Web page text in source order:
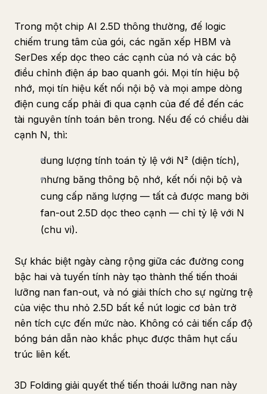
Trong một chip AI 2.5D thông thường, đế logic
chiếm trung tâm của gói, các ngăn xếp HBM và
SerDes xếp dọc theo các cạnh của nó và các bộ
điều chỉnh điện áp bao quanh gói. Mọi tín hiệu bộ
nhớ, mọi tín hiệu kết nối nội bộ và mọi ampe dòng
điện cung cấp phải đi qua cạnh của đế để đến các
tài nguyên tính toán bên trong. Nếu đế có chiều dài
cạnh N, thì:
dung lượng tính toán tỷ lệ với N² (diện tích),
nhưng băng thông bộ nhớ, kết nối nội bộ và
cung cấp năng lượng — tất cả được mang bởi
fan-out 2.5D dọc theo cạnh — chỉ tỷ lệ với N
(chu vi).
Sự khác biệt ngày càng rộng giữa các đường cong
bậc hai và tuyến tính này tạo thành thế tiến thoái
lưỡng nan fan-out, và nó giải thích cho sự ngừng trệ
của việc thu nhỏ 2.5D bất kể nút logic cơ bản trở
nên tích cực đến mức nào. Không có cải tiến cấp độ
bóng bán dẫn nào khắc phục được thâm hụt cấu
trúc liên kết.
3D Folding giải quyết thế tiến thoái lưỡng nan này